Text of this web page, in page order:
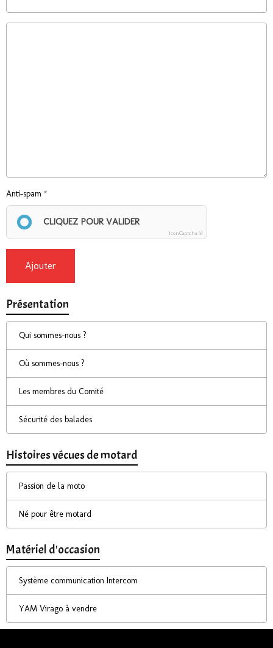
Anti-spam
CLIQUEZ POUR VALIDER
IconCaptcha ©
Ajouter
Présentation
Qui sommes-nous ?
Où sommes-nous ?
Les membres du Comité
Sécurité des balades
Histoires vécues de motard
Passion de la moto
Né pour être motard
Matériel d'occasion
Système communication Intercom
YAM Virago à vendre